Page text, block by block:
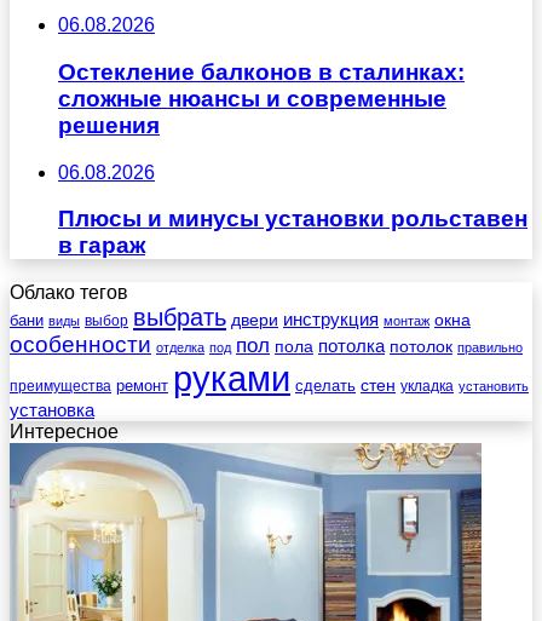
06.08.2026
Остекление балконов в сталинках:
сложные нюансы и современные
решения
06.08.2026
Плюсы и минусы установки рольставен
в гараж
Облако тегов
бани виды выбор выбрать двери инструкция монтаж окна
особенности отделка под пол пола потолка потолок правильно
преимущества ремонт руками сделать стен укладка установить
установка
Интересное